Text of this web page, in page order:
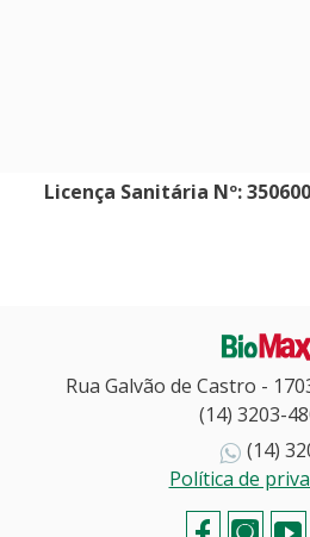
Licença Sanitária Nº:
Rua Galvão de Castro -
(14) 3203-
(14)
Política de